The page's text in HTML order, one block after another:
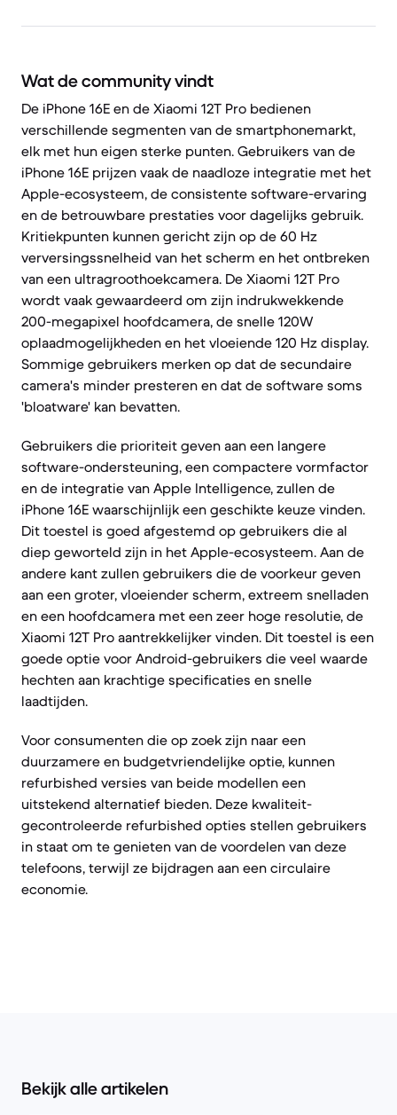
Wat de community vindt
De iPhone 16E en de Xiaomi 12T Pro bedienen
verschillende segmenten van de smartphonemarkt,
elk met hun eigen sterke punten. Gebruikers van de
iPhone 16E prijzen vaak de naadloze integratie met het
Apple-ecosysteem, de consistente software-ervaring
en de betrouwbare prestaties voor dagelijks gebruik.
Kritiekpunten kunnen gericht zijn op de 60 Hz
verversingssnelheid van het scherm en het ontbreken
van een ultragroothoekcamera. De Xiaomi 12T Pro
wordt vaak gewaardeerd om zijn indrukwekkende
200-megapixel hoofdcamera, de snelle 120W
oplaadmogelijkheden en het vloeiende 120 Hz display.
Sommige gebruikers merken op dat de secundaire
camera's minder presteren en dat de software soms
'bloatware' kan bevatten.
Gebruikers die prioriteit geven aan een langere
software-ondersteuning, een compactere vormfactor
en de integratie van Apple Intelligence, zullen de
iPhone 16E waarschijnlijk een geschikte keuze vinden.
Dit toestel is goed afgestemd op gebruikers die al
diep geworteld zijn in het Apple-ecosysteem. Aan de
andere kant zullen gebruikers die de voorkeur geven
aan een groter, vloeiender scherm, extreem snelladen
en een hoofdcamera met een zeer hoge resolutie, de
Xiaomi 12T Pro aantrekkelijker vinden. Dit toestel is een
goede optie voor Android-gebruikers die veel waarde
hechten aan krachtige specificaties en snelle
laadtijden.
Voor consumenten die op zoek zijn naar een
duurzamere en budgetvriendelijke optie, kunnen
refurbished versies van beide modellen een
uitstekend alternatief bieden. Deze kwaliteit-
gecontroleerde refurbished opties stellen gebruikers
in staat om te genieten van de voordelen van deze
telefoons, terwijl ze bijdragen aan een circulaire
economie.
Bekijk alle artikelen